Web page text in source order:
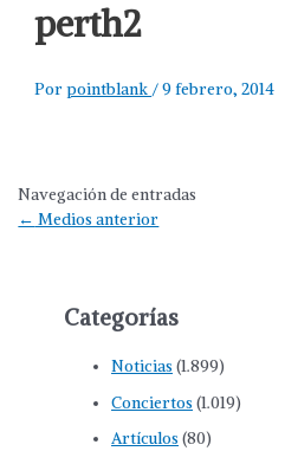
perth2
Porpointblank /9 febrero, 2014
Navegación de entradas
← Medios anterior
Categorías
Noticias (1.899)
Conciertos (1.019)
Artículos (80)